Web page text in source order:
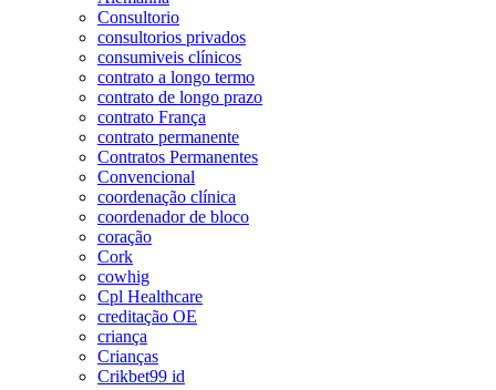
Consultorio
consultorios privados
consumiveis clínicos
contrato a longo termo
contrato de longo prazo
contrato França
contrato permanente
Contratos Permanentes
Convencional
coordenação clínica
coordenador de bloco
coração
Cork
cowhig
Cpl Healthcare
creditação OE
criança
Crianças
Crikbet99 id